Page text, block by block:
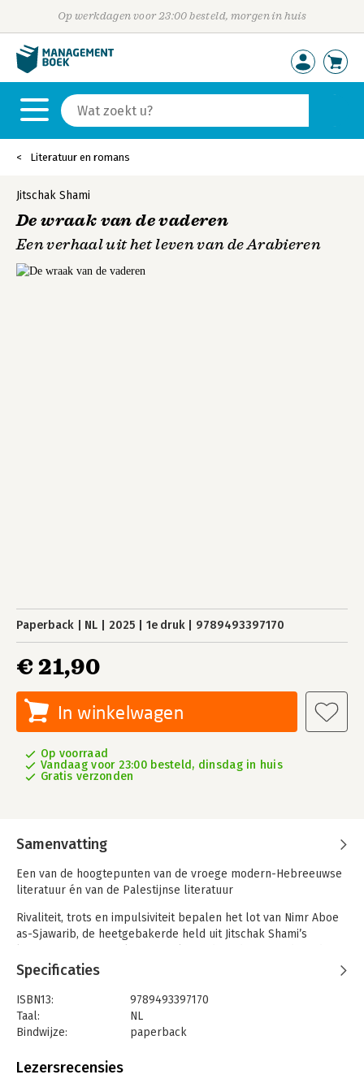
Op werkdagen voor 23:00 besteld, morgen in huis
Literatuur en romans
Jitschak Shami
De wraak van de vaderen
Een verhaal uit het leven van de Arabieren
Paperback NL 2025 1e druk 9789493397170
€ 21,90
In winkelwagen
Op voorraad
Vandaag voor 23:00 besteld, dinsdag in huis
Gratis verzonden
Samenvatting
Een van de hoogtepunten van de vroege modern-Hebreeuwse
literatuur én van de Palestijnse literatuur
Rivaliteit, trots en impulsiviteit bepalen het lot van Nimr Aboe
as-Sjawarib, de heetgebakerde held uit Jitschak Shami’s
jaarlijkse pelgrimstocht naar het graf van Nabi Moesa (de
profeet Mozes) is hij een van de leiders en banierdragers –
maar die eer verandert al snel in een vloek.
In Jeruzalem barst het eerste van vele conflicten los. Wat
begint als een strijd om eer en gezag, mondt uit in een
rivaal dood, slaat op de vlucht en verdwijnt in een spiraal van
Specificaties
ISBN13:
9789493397170
Taal:
NL
Bindwijze:
paperback
Uitgever:
Lezersrecensies